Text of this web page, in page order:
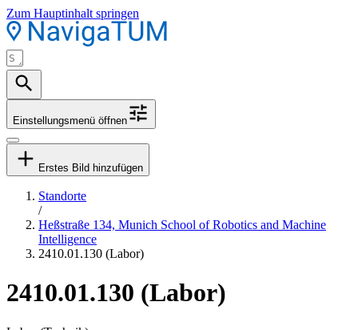
Zum Hauptinhalt springen
Einstellungsmenü öffnen
Erstes Bild hinzufügen
Standorte
/
Heßstraße 134, Munich School of Robotics and Machine
Intelligence
2410.01.130 (Labor)
2410.01.130 (Labor)